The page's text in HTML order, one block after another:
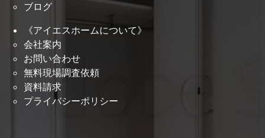
ブログ
《アイエスホームについて》
会社案内
お問い合わせ
無料現場調査依頼
資料請求
プライバシーポリシー